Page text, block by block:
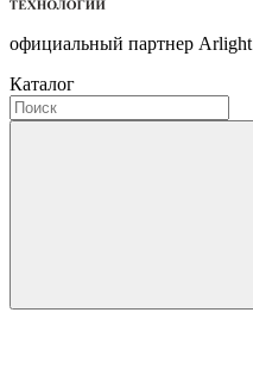
официальный партнер Arlight
Каталог